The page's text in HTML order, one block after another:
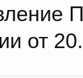
от